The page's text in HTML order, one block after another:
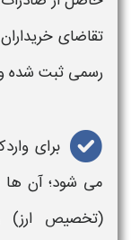
تقاضایخرید
رسمی ثبت شده
برای
می‌ شود؛ آن‌ ها
(تخصیصارز)